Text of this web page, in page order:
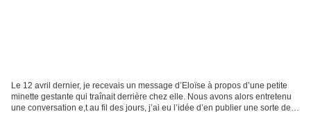
Le 12 avril dernier, je recevais un message d’Eloïse à propos d’une petite
minette gestante qui traînait derrière chez elle. Nous avons alors entretenu
une conversation e,t au fil des jours, j’ai eu l’idée d’en publier une sorte de